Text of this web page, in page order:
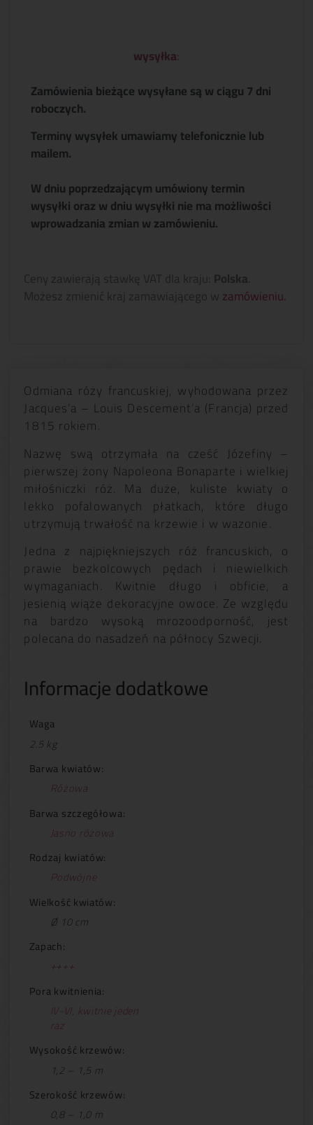
wysyłka:
Zamówienia bieżące wysyłane są w ciągu 7 dni
roboczych.
Terminy wysyłek umawiamy telefonicznie lub
mailem.
W dniu poprzedzającym umówiony termin
wysyłki oraz w dniu wysyłki nie ma możliwości
wprowadzania zmian w zamówieniu.
Ceny zawierają stawkę VAT dla kraju: Polska
Możesz zmienić kraj zamawiającego wzamówieniu
Odmiana róży francuskiej, wyhodowana przez
Jacques’a – Louis Descement’a (Francja) przed
1815 rokiem.
Nazwę swą otrzymała na cześć Józefiny –
pierwszej żony Napoleona Bonaparte i wielkiej
miłośniczki róż. Ma duże, kuliste kwiaty o
lekko pofalowanych płatkach, które długo
utrzymują trwałość na krzewie i w wazonie.
Jedna z najpiękniejszych róż francuskich, o
prawie bezkolcowych pędach i niewielkich
wymaganiach. Kwitnie długo i obficie, a
jesienią wiąże dekoracyjne owoce. Ze względu
na bardzo wysoką mrozoodporność, jest
polecana do nasadzeń na północy Szwecji.
Informacje dodatkowe
Waga
2.5 kg
Barwa kwiatów:
Różowa
Barwa szczegółowa:
Jasno różowa
Rodzaj kwiatów:
Podwójne
Wielkość kwiatów:
Ø 10 cm
Zapach:
++++
Pora kwitnienia:
IV-VI, kwitnie jeden
raz
Wysokość krzewów:
1,2 – 1,5 m
Szerokość krzewów:
0,8 – 1,0 m